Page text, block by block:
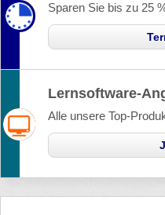
Sparen Sie bis zu 25
Lernsoftware-
Alle unsere Top-